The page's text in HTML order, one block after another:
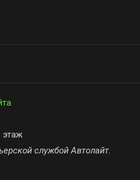
этаж
службой Автолайт.